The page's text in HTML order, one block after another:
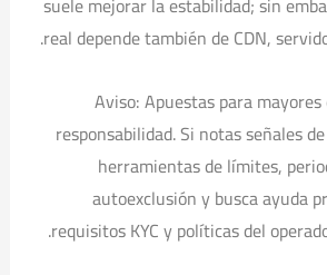
real depende también de CDN,
Aviso: Apuestas para mayores
responsabilidad. Si notas señales
herramientas de límites,
autoexclusión y busca ayuda
requisitos KYC y políticas del